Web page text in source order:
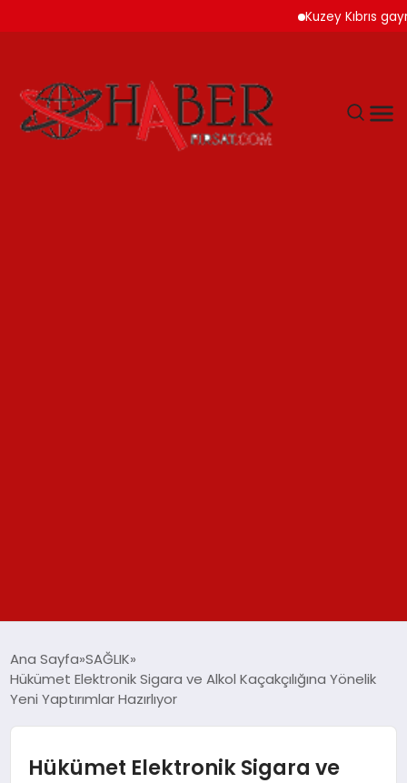
Kuzey Kıbrıs
SPOR
Ana Sayfa SAĞLIK
Hükümet Elektronik Sigara ve Alkol Kaçakçılığına Yönelik
Yeni Yaptırımlar Hazırlıyor
Hükümet Elektronik Sigara ve